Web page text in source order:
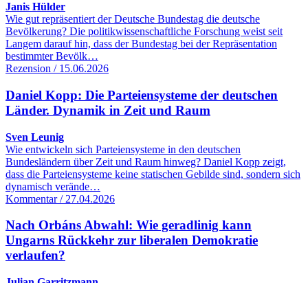
Janis Hülder
Wie gut repräsentiert der Deutsche Bundestag die deutsche
Bevölkerung? Die politikwissenschaftliche Forschung weist seit
Langem darauf hin, dass der Bundestag bei der Repräsentation
bestimmter Bevölk…
Rezension / 15.06.2026
Daniel Kopp: Die Parteiensysteme der deutschen
Länder. Dynamik in Zeit und Raum
Sven Leunig
Wie entwickeln sich Parteiensysteme in den deutschen
Bundesländern über Zeit und Raum hinweg? Daniel Kopp zeigt,
dass die Parteiensysteme keine statischen Gebilde sind, sondern sich
dynamisch verände…
Kommentar / 27.04.2026
Nach Orbáns Abwahl: Wie geradlinig kann
Ungarns Rückkehr zur liberalen Demokratie
verlaufen?